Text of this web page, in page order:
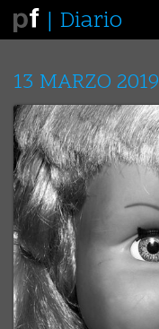
Diario
13 MARZO 2019